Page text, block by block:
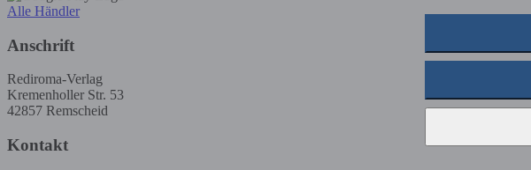
Alle Händler
Anschrift
Rediroma-Verlag
Kremenholler Str. 53
42857 Remscheid
Kontakt